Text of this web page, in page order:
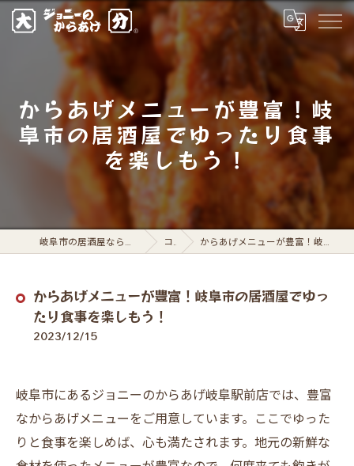
からあげメニューが豊富！岐
阜市の居酒屋でゆったり食事
を楽しもう！
岐阜市の居酒屋ならジョニーのからあげ 岐阜駅前店 コラム からあげメニューが豊富！岐阜市の居酒屋でゆったり食事を楽しもう！
からあげメニューが豊富！岐阜市の居酒屋でゆっ
たり食事を楽しもう！
2023/12/15
岐阜市にあるジョニーのからあげ岐阜駅前店では、豊富
なからあげメニューをご用意しています。ここでゆった
りと食事を楽しめば、心も満たされます。地元の新鮮な